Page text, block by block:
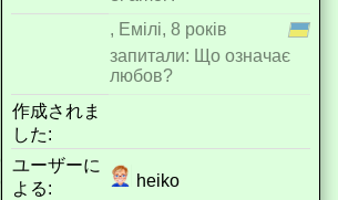
, Емілі, 8 років
запитали: Що означає
любов?
作成されま
した:
ユーザーに
よる:
heiko